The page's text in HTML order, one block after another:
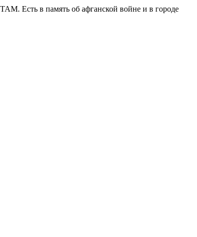
Есть в память об афганской войне и в городе